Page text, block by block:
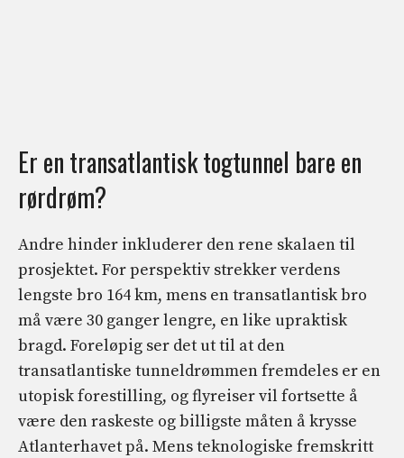
Er en transatlantisk togtunnel bare en
rørdrøm?
Andre hinder inkluderer den rene skalaen til
prosjektet. For perspektiv strekker verdens
lengste bro 164 km, mens en transatlantisk bro
må være 30 ganger lengre, en like upraktisk
bragd. Foreløpig ser det ut til at den
transatlantiske tunneldrømmen fremdeles er en
utopisk forestilling, og flyreiser vil fortsette å
være den raskeste og billigste måten å krysse
Atlanterhavet på. Mens teknologiske fremskritt